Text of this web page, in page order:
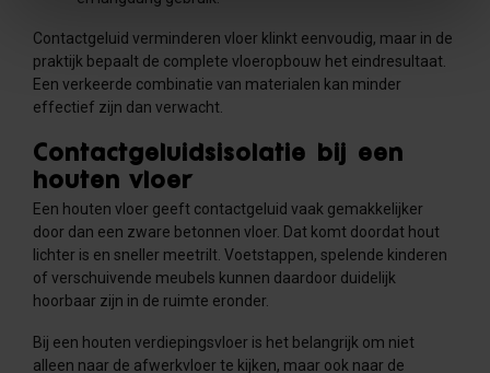
Contactgeluid verminderen vloer klinkt eenvoudig, maar in de
praktijk bepaalt de complete vloeropbouw het eindresultaat.
Een verkeerde combinatie van materialen kan minder
effectief zijn dan verwacht.
Contactgeluidsisolatie bij een
houten vloer
Een houten vloer geeft contactgeluid vaak gemakkelijker
door dan een zware betonnen vloer. Dat komt doordat hout
lichter is en sneller meetrilt. Voetstappen, spelende kinderen
of verschuivende meubels kunnen daardoor duidelijk
hoorbaar zijn in de ruimte eronder.
Bij een houten verdiepingsvloer is het belangrijk om niet
alleen naar de afwerkvloer te kijken, maar ook naar de